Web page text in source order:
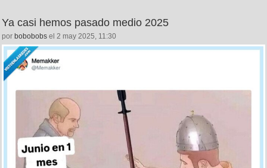
Ya casi hemos pasado medio 2025
por bobobobs el 2 may 2025, 11:30